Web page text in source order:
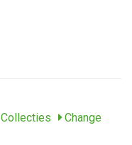
Collecties Change